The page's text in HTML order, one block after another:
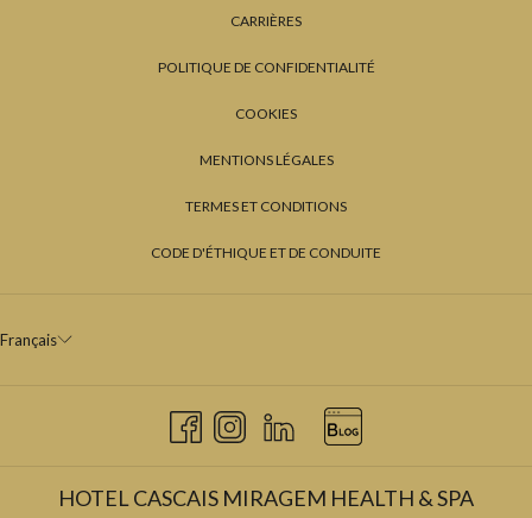
CARRIÈRES
POLITIQUE DE CONFIDENTIALITÉ
COOKIES
MENTIONS LÉGALES
TERMES ET CONDITIONS
CODE D'ÉTHIQUE ET DE CONDUITE
Français
HOTEL CASCAIS MIRAGEM HEALTH & SPA